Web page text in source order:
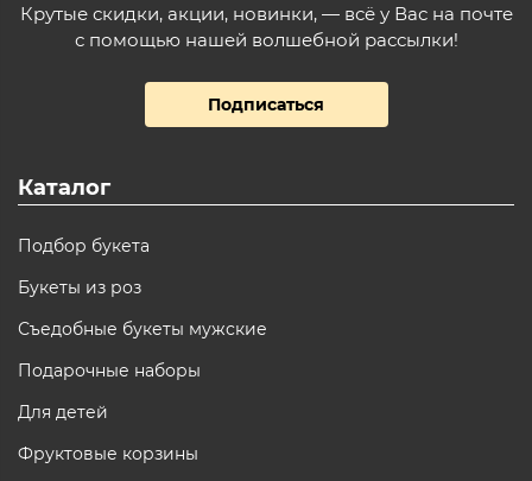
Крутые скидки, акции, новинки, — всё у Вас на почте
с помощью нашей волшебной рассылки!
Подписаться
Каталог
Подбор букета
Букеты из роз
Съедобные букеты мужские
Подарочные наборы
Для детей
Фруктовые корзины